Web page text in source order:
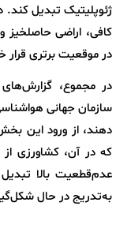
ژئوپلیتیک تبدیل
کافی، اراضی حاصلخیز
در موقعیت برتری قرار
در مجموع،
سازمان جهانی
دهند، از ورود این
که در آن، کشاورزی
عدم‌قطعیت بالا
به‌تدریج در حال